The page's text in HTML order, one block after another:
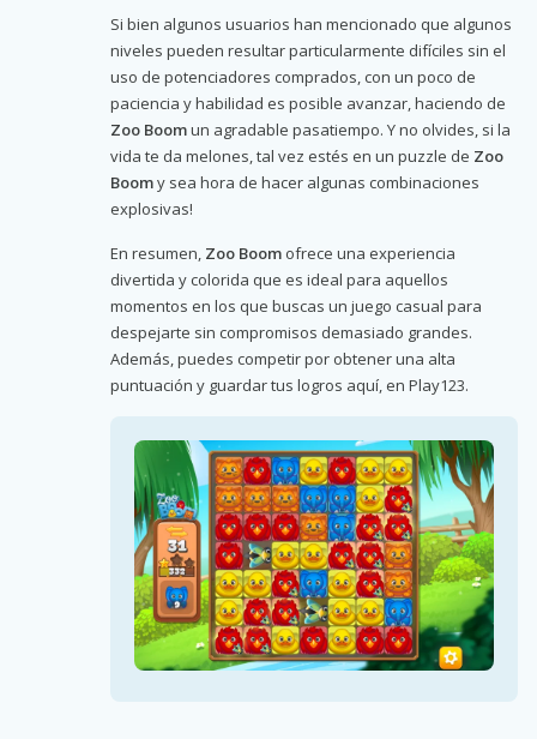
Si bien algunos usuarios han mencionado que algunos
niveles pueden resultar particularmente difíciles sin el
uso de potenciadores comprados, con un poco de
paciencia y habilidad es posible avanzar, haciendo de
Zoo Boomun agradable pasatiempo. Y no olvides, si la
vida te da melones, tal vez estés en un puzzle de Zoo
Boomy sea hora de hacer algunas combinaciones
explosivas!
En resumen, Zoo Boom ofrece una experiencia
divertida y colorida que es ideal para aquellos
momentos en los que buscas un juego casual para
despejarte sin compromisos demasiado grandes.
Además, puedes competir por obtener una alta
puntuación y guardar tus logros aquí, en Play123.